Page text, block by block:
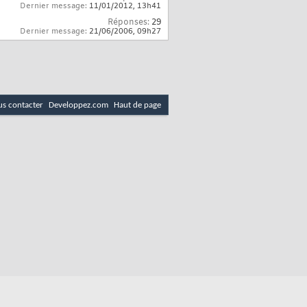
Dernier message: 11/01/2012, 13h41
Réponses: 29
Dernier message: 21/06/2006, 09h27
contacter Developpez.com Haut de page